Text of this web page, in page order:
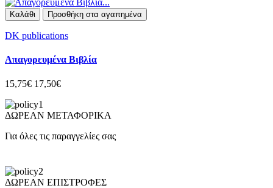
Καλάθι Προσθήκη στα αγαπημένα
DK publications
Απαγορευμένα Βιβλία
15,75€ 17,50€
ΔΩΡΕΑΝ ΜΕΤΑΦΟΡΙΚΑ
Για όλες τις παραγγελίες σας
ΔΩΡΕΑΝ ΕΠΙΣΤΡΟΦΕΣ